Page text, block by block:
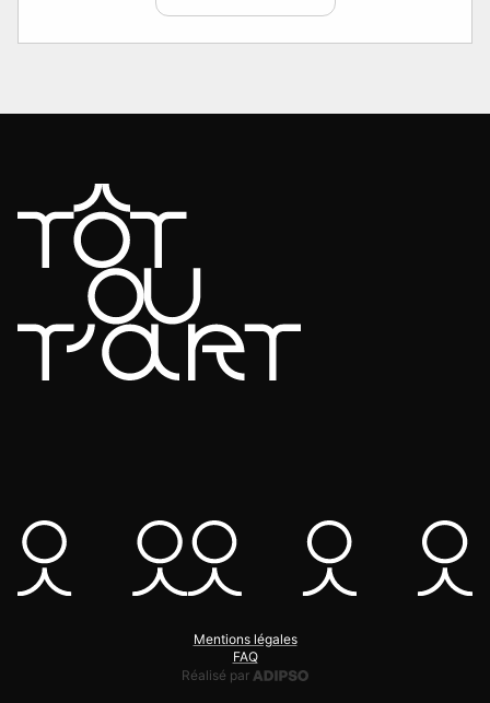
Mentions légales
FAQ
Réalisé par
Adipso, agence web et